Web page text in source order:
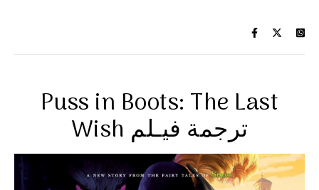
Puss in Boots: The Last
Wish ترجمة فيـلم